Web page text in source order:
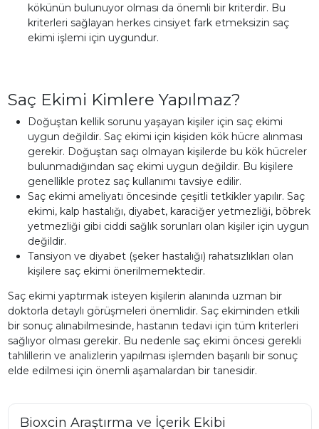
kökünün bulunuyor olması da önemli bir kriterdir. Bu
kriterleri sağlayan herkes cinsiyet fark etmeksizin saç
ekimi işlemi için uygundur.
Saç Ekimi Kimlere Yapılmaz?
Doğuştan kellik sorunu yaşayan kişiler için saç ekimi
uygun değildir. Saç ekimi için kişiden kök hücre alınması
gerekir. Doğuştan saçı olmayan kişilerde bu kök hücreler
bulunmadığından saç ekimi uygun değildir. Bu kişilere
genellikle protez saç kullanımı tavsiye edilir.
Saç ekimi ameliyatı öncesinde çeşitli tetkikler yapılır. Saç
ekimi, kalp hastalığı, diyabet, karaciğer yetmezliği, böbrek
yetmezliği gibi ciddi sağlık sorunları olan kişiler için uygun
değildir.
Tansiyon ve diyabet (şeker hastalığı) rahatsızlıkları olan
kişilere saç ekimi önerilmemektedir.
Saç ekimi yaptırmak isteyen kişilerin alanında uzman bir
doktorla detaylı görüşmeleri önemlidir. Saç ekiminden etkili
bir sonuç alınabilmesinde, hastanın tedavi için tüm kriterleri
sağlıyor olması gerekir. Bu nedenle saç ekimi öncesi gerekli
tahlillerin ve analizlerin yapılması işlemden başarılı bir sonuç
elde edilmesi için önemli aşamalardan bir tanesidir.
Bioxcin Araştırma ve İçerik Ekibi